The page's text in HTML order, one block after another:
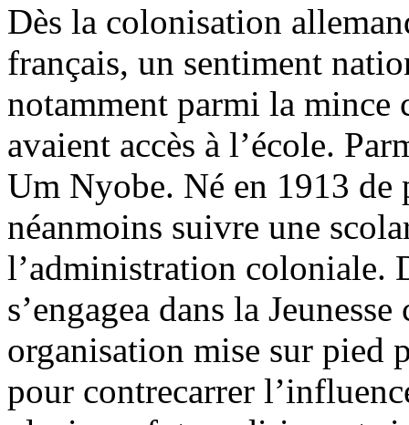
Dès la colonisation
français, un sentiment
notamment parmi la mince
avaient accès à l’école.
Um Nyobe. Né en 1913 de
néanmoins suivre une
l’administration coloniale.
s’engagea dans la
organisation mise sur pied
pour contrecarrer